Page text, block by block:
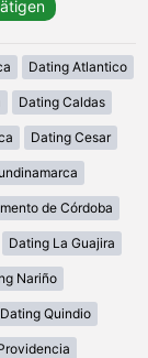
Dating Atlantico
Dating Caldas
Dating Cesar
de Córdoba
Dating La Guajira
Nariño
Dating Quindio